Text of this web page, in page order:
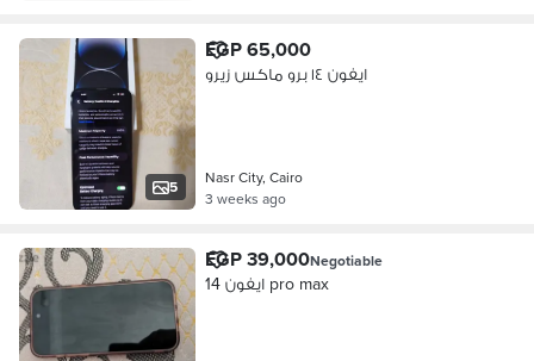
5
EGP 65,000
ايفون ١٤ برو ماكس زيرو
Nasr City, Cairo
3 weeks ago
EGP 39,000Negotiable
ايفون 14 pro max